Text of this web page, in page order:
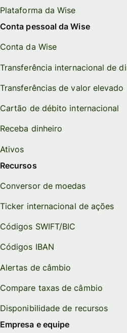
Plataforma da Wise
Conta pessoal da Wise
Conta da Wise
Transferência internacional de
Transferências de valor elevado
Cartão de débito internacional
Receba dinheiro
Ativos
Recursos
Conversor de moedas
Ticker internacional de ações
Códigos SWIFT/BIC
Códigos IBAN
Alertas de câmbio
Compare taxas de câmbio
Disponibilidade de recursos
Empresa e equipe